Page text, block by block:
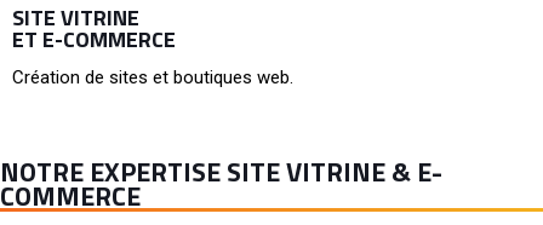
SITE VITRINE
ET E-COMMERCE
Création de sites et boutiques web.
NOTRE EXPERTISE SITE VITRINE & E-
COMMERCE